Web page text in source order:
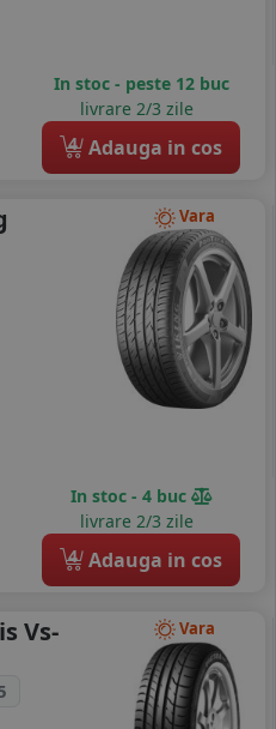
In stoc - peste 12 buc
livrare 2/3 zile
4 Adauga in cos
Vara
In stoc - 4 buc
livrare 2/3 zile
4 Adauga in cos
Vara
Vs-